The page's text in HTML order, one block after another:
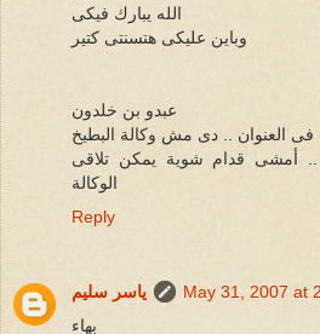
الله يبارك فيكى
وباين عليكى هتسنتى كتير
عبدو بن خلدون
أمشى قدام شوية يمكن تلاقى
الوكالة
Reply
ياسر سليم
May 31, 2007 at
بهاء